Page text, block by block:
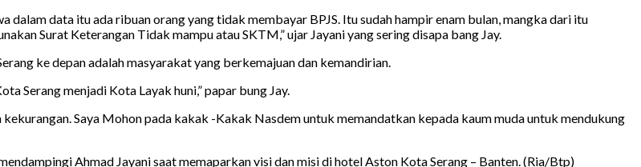
dalam data itu ada ribuan orang yang tidak membayar BPJS. Itu sudah hampir enam bulan, mangka dari itu
Surat Keterangan Tidak mampu atau SKTM,” ujar Jayani yang sering disapa bang Jay.
ke depan adalah masyarakat yang berkemajuan dan kemandirian.
Serang menjadi Kota Layak huni,” papar bung Jay.
Saya Mohon pada kakak -Kakak Nasdem untuk memandatkan kepada kaum muda untuk mendukung
Ahmad Jayani saat memaparkan visi dan misi di hotel Aston Kota Serang – Banten. (Ria/Btp)